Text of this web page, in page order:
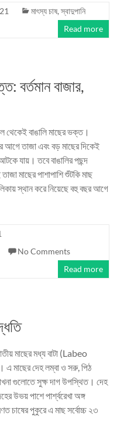
মাৎস্য চাষ,স্বাদুপানি
Read more
বর্তমান বাজার,
থেকেই বাঙালি মাছের ভক্ত।
আগে তাজা এবং বড় মাছের দিকেই
যায়। তবে বাঙালির পছন্দ
মাছের পাশাপাশি শুঁটকি মাছ
স্থান করে নিয়েছে বহু বছর আগে
No Comments
Read more
মাছের মধ্য বাটা (Labeo
মাছের দেহ লম্বা ও সরু, পিঠ
গুলোতে সুক্ষ দাগ উপস্থিত। দেহ
উভয় পাশে পার্শ্বরেখা অঙ্গ
চাষের পুকুরে এ মাছ সর্বোচ্চ ২৩